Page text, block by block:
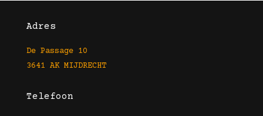
Adres
De Passage 10
3641 AK MIJDRECHT
Telefoon